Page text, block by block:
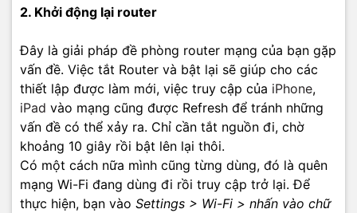
2. Khởi động lại router
Đây là giải pháp đề phòng router mạng của bạn gặp
vấn đề. Việc tắt Router và bật lại sẽ giúp cho các
thiết lập được làm mới, việc truy cập của iPhone,
iPad vào mạng cũng được Refresh để tránh những
vấn đề có thể xảy ra. Chỉ cần tắt nguồn đi, chờ
khoảng 10 giây rồi bật lên lại thôi.
Có một cách nữa mình cũng từng dùng, đó là quên
mạng Wi-Fi đang dùng đi rồi truy cập trở lại. Để
thực hiện, bạn vào Settings > Wi-Fi > nhấn vào chữ